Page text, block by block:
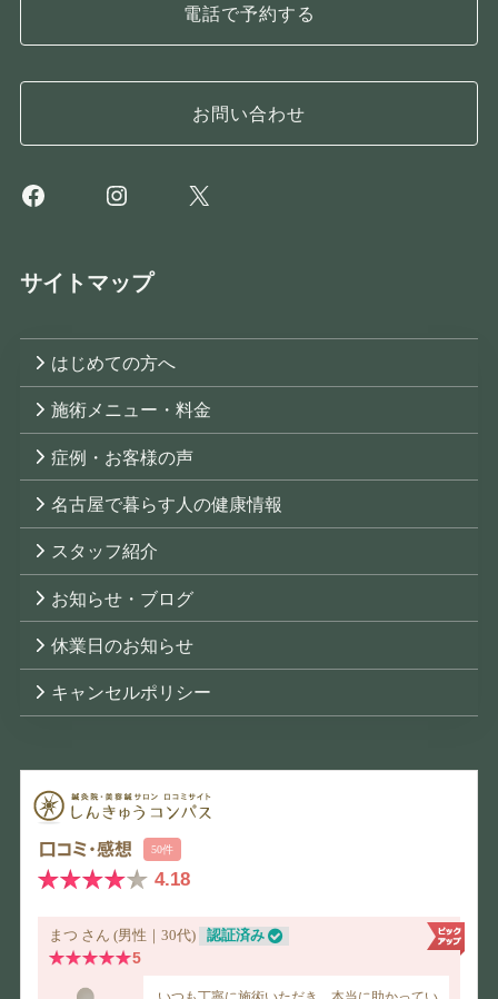
電話で予約する
お問い合わせ
FacebookInstagram
X
サイトマップ
はじめての方へ
施術メニュー・料金
症例・お客様の声
名古屋で暮らす人の健康情報
スタッフ紹介
お知らせ・ブログ
休業日のお知らせ
キャンセルポリシー